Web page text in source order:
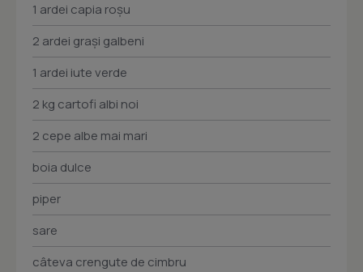
1 ardei capia roșu
2 ardei grași galbeni
1 ardei iute verde
2 kg cartofi albi noi
2 cepe albe mai mari
boia dulce
piper
sare
câteva crengute de cimbru